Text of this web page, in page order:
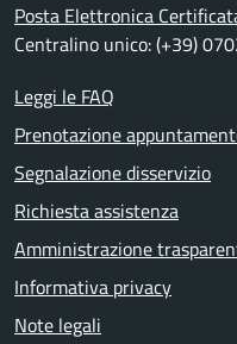
Posta Elettronica
Centralino unico: (+39)
Leggi le FAQ
Prenotazione
Segnalazione disservizio
Richiesta assistenza
Amministrazione
Informativa privacy
Note legali